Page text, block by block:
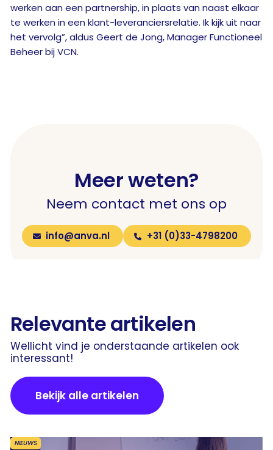
werken aan een partnership, in plaats van naast elkaar
te werken in een klant-leveranciersrelatie. Ik kijk uit naar
het vervolg”, aldus Geert de Jong, Manager Functioneel
Beheer bij VCN.
Meer weten?
Neem contact met ons op
info@anva.nl +31 (0)33-4798200
Relevante artikelen
Wellicht vind je onderstaande artikelen ook
interessant!
Bekijk alle artikelen
NIEUWS